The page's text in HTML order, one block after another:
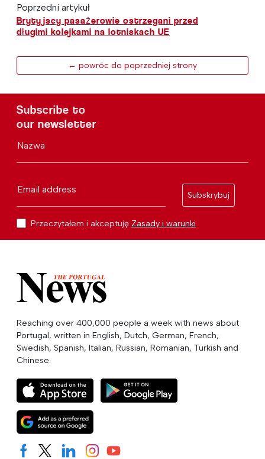
Poprzedni artykuł
Brytyjscy pasażerowie ostrzegani przed
długimi kolejkami na lotniskach UE
← powróc do poprzedniej strony
Subscribe to
our newsletter
Nazwa
Email address
Subskrybuj
Przeczytałem i akceptuję Zasady i warunki
Reaching over 400,000 people a week with news about
Portugal, written in English, Dutch, German, French,
Swedish, Spanish, Italian, Russian, Romanian, Turkish and
Chinese.